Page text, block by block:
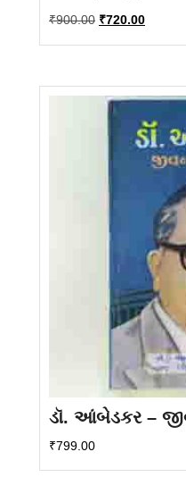
₹900.00 Original
₹720.00Current
ડૉ. આંબેડકર –
₹799.00